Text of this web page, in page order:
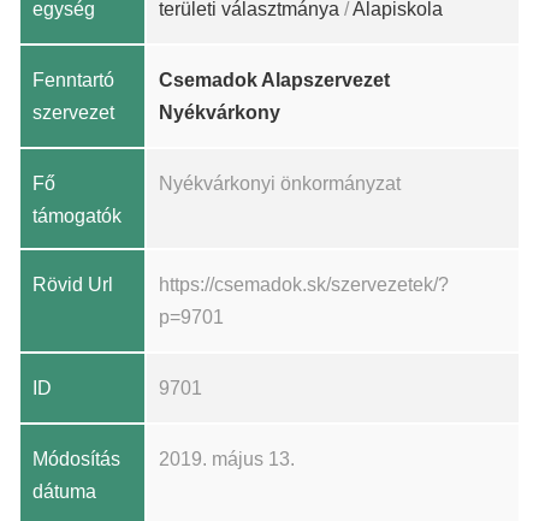
egység
területi választmánya /Alapiskola
Fenntartó
szervezet
Csemadok Alapszervezet
Nyékvárkony
Fő
támogatók
Nyékvárkonyi önkormányzat
Rövid Url
https://csemadok.sk/szervezetek/?
p=9701
ID 9701
Módosítás
dátuma
2019. május 13.